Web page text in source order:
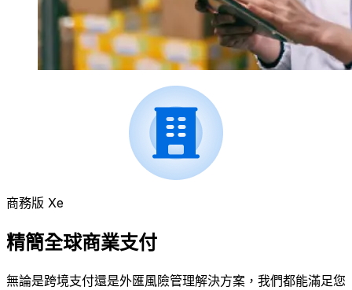
商務版 Xe
精簡全球商業支付
無論是跨境支付還是外匯風險管理解決方案，我們都能滿足您